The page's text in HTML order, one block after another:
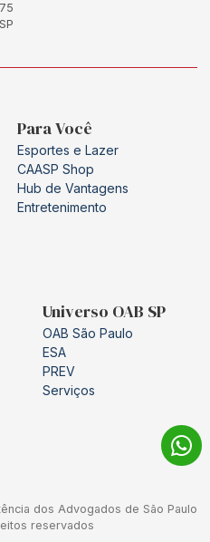
Para Você
Esportes e Lazer
CAASP Shop
Hub de Vantagens
Entretenimento
Universo OAB SP
OAB São Paulo
ESA
PREV
Serviços
dos Advogados de São Paulo
reservados